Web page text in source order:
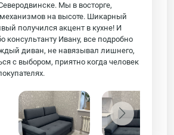
Мы в восторге,
механизмов на высоте. Шикарный
получился акцент в кухне! И
консультанту Ивану, все подробно
диван, не навязывал лишнего,
с выбором, приятно когда человек